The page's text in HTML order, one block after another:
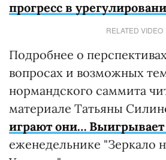
прогресс в
RELATED VIDEO
Подробнее о
вопросах и возможных
нормандского саммита
материале Татьяны
играют они… Выигрывает
еженедельнике "Зеркало